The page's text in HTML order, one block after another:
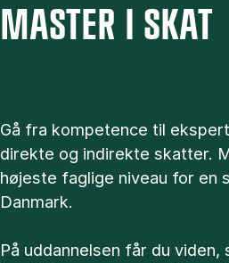
MA­STER I SKAT
Gå fra kompetence til
direkte og indirekte skatter.
højeste faglige niveau for en
Danmark.
På uddannelsen får du